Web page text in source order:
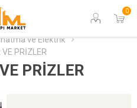
0
ve Elektrik
PRİZLER
PRİZLER